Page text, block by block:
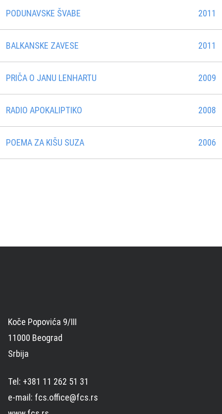
PODUNAVSKE ŠVABE 2011
BALKANSKE ZAVESE 2011
PRIČA O JANU LENHARTU 2009
RADIO APOKALIPTIKO 2008
POEMA ZA KIŠU SUZA 2006
Koče Popovića 9/III
11000 Beograd
Srbija
Tel: +381 11 262 51 31
e-mail: fcs.office@fcs.rs